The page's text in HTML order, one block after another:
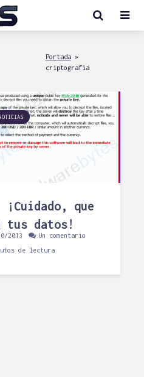
Portada»
criptografia
que
tus datos!
2013 Un comentario
de lectura